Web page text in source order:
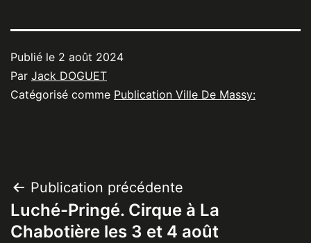
Publié le 2 août 2024
Par Jack DOGUET
Catégorisé comme Publication Ville De Massy:
Navigation
de
Publication précédente
Luché-Pringé. Cirque à La
Chabotière les 3 et 4 août